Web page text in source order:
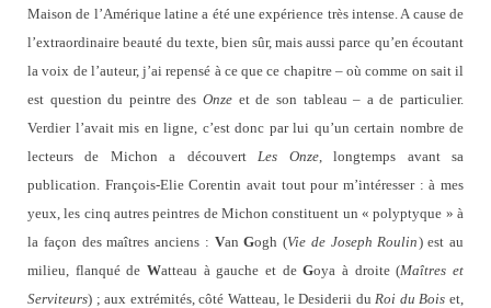
Maison de l’Amérique latine a été une expérience très intense. A cause de
l’extraordinaire beauté du texte, bien sûr, mais aussi parce qu’en écoutant
la voix de l’auteur, j’ai repensé à ce que ce chapitre – où comme on sait il
est question du peintre desOnze et de son tableau – a de particulier.
Verdier l’avait mis en ligne, c’est donc par lui qu’un certain nombre de
lecteurs de Michon a découvert Les Onze, longtemps avant sa
publication. François-Elie Corentin avait tout pour m’intéresser : à mes
yeux, les cinq autres peintres de Michon constituent un « polyptyque » à
la façon des maîtres anciens : VanGogh (Vie de Joseph Roulin) est au
milieu, flanqué de Watteau à gauche et deGoya à droite (Maîtres et
Serviteurs) ; aux extrémités, côté Watteau, le Desiderii du Roi du Bois et,